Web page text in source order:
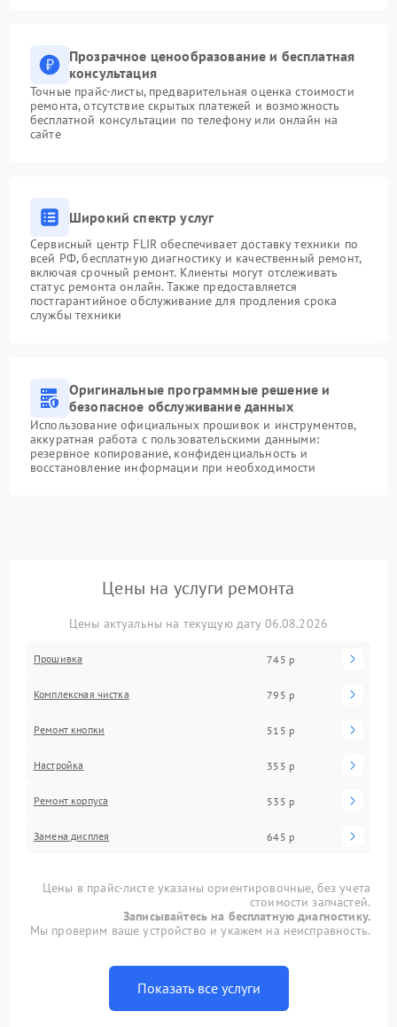
Прозрачное ценообразование и бесплатная
консультация
Точные прайс-листы, предварительная оценка стоимости
ремонта, отсутствие скрытых платежей и возможность
бесплатной консультации по телефону или онлайн на
сайте
Широкий спектр услуг
Сервисный центр FLIR обеспечивает доставку техники по
всей РФ, бесплатную диагностику и качественный ремонт,
включая срочный ремонт. Клиенты могут отслеживать
статус ремонта онлайн. Также предоставляется
постгарантийное обслуживание для продления срока
службы техники
Оригинальные программные решение и
безопасное обслуживание данных
Использование официальных прошивок и инструментов,
аккуратная работа с пользовательскими данными:
резервное копирование, конфиденциальность и
восстановление информации при необходимости
Цены на услуги ремонта
Цены актуальны на текущую дату 06.08.2026
Прошивка 745 р
Комплексная чистка 795 р
Ремонт кнопки 515 р
Настройка 355 р
Ремонт корпуса 535 р
Замена дисплея 645 р
Цены в прайс-листе указаны ориентировочные, без учета
стоимости запчастей.
Записывайтесь на бесплатную диагностику.
Мы проверим ваше устройство и укажем на неисправность.
Показать все услуги